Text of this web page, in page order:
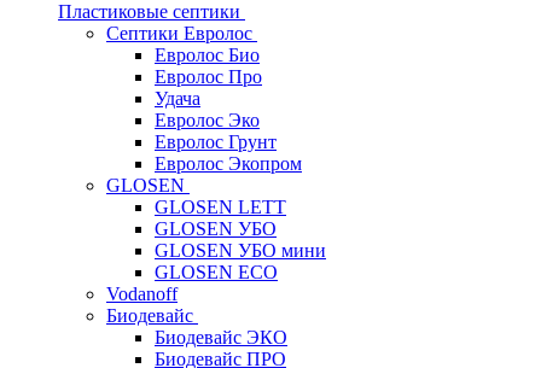
Пластиковые септики
Септики Евролос
Евролос Био
Евролос Про
Удача
Евролос Эко
Евролос Грунт
Евролос Экопром
GLOSEN
GLOSEN LETT
GLOSEN УБО
GLOSEN УБО мини
GLOSEN ECO
Vodanoff
Биодевайс
Биодевайс ЭКО
Биодевайс ПРО